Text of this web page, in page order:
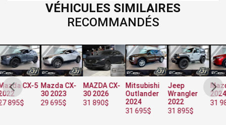
VÉHICULES SIMILAIRES
RECOMMANDÉS
Mazda CX-
30 2023
29 695
MAZDA CX-
30 2026
31 890
Mitsubishi
Outlander
2024
Jeep
Wrangler
2022
31 895
Mazda CX-5
2024
31 985